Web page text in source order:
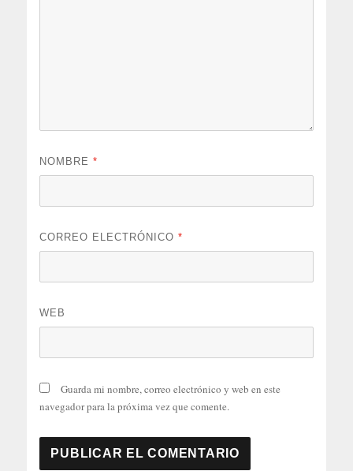
NOMBRE*
CORREO ELECTRÓNICO*
WEB
Guarda mi nombre, correo electrónico y web en este
navegador para la próxima vez que comente.